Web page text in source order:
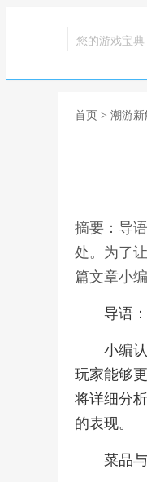
您的游戏宝典
首页 > 潮游新
摘要：导
处。为了
篇文章小
导语：
小编
玩家能够
将详细分
的表现。
菜品